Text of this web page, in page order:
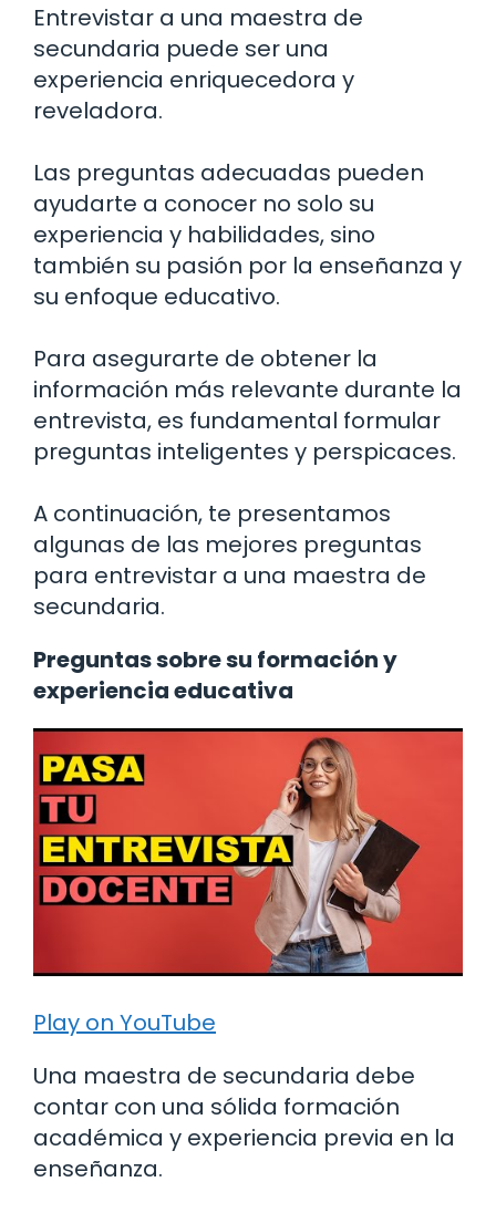
Entrevistar a una maestra de
secundaria puede ser una
experiencia enriquecedora y
reveladora.
Las preguntas adecuadas pueden
ayudarte a conocer no solo su
experiencia y habilidades, sino
también su pasión por la enseñanza y
su enfoque educativo.
Para asegurarte de obtener la
información más relevante durante la
entrevista, es fundamental formular
preguntas inteligentes y perspicaces.
A continuación, te presentamos
algunas de las mejores preguntas
para entrevistar a una maestra de
secundaria.
Preguntas sobre su formación y
experiencia educativa
Play on YouTube
Una maestra de secundaria debe
contar con una sólida formación
académica y experiencia previa en la
enseñanza.